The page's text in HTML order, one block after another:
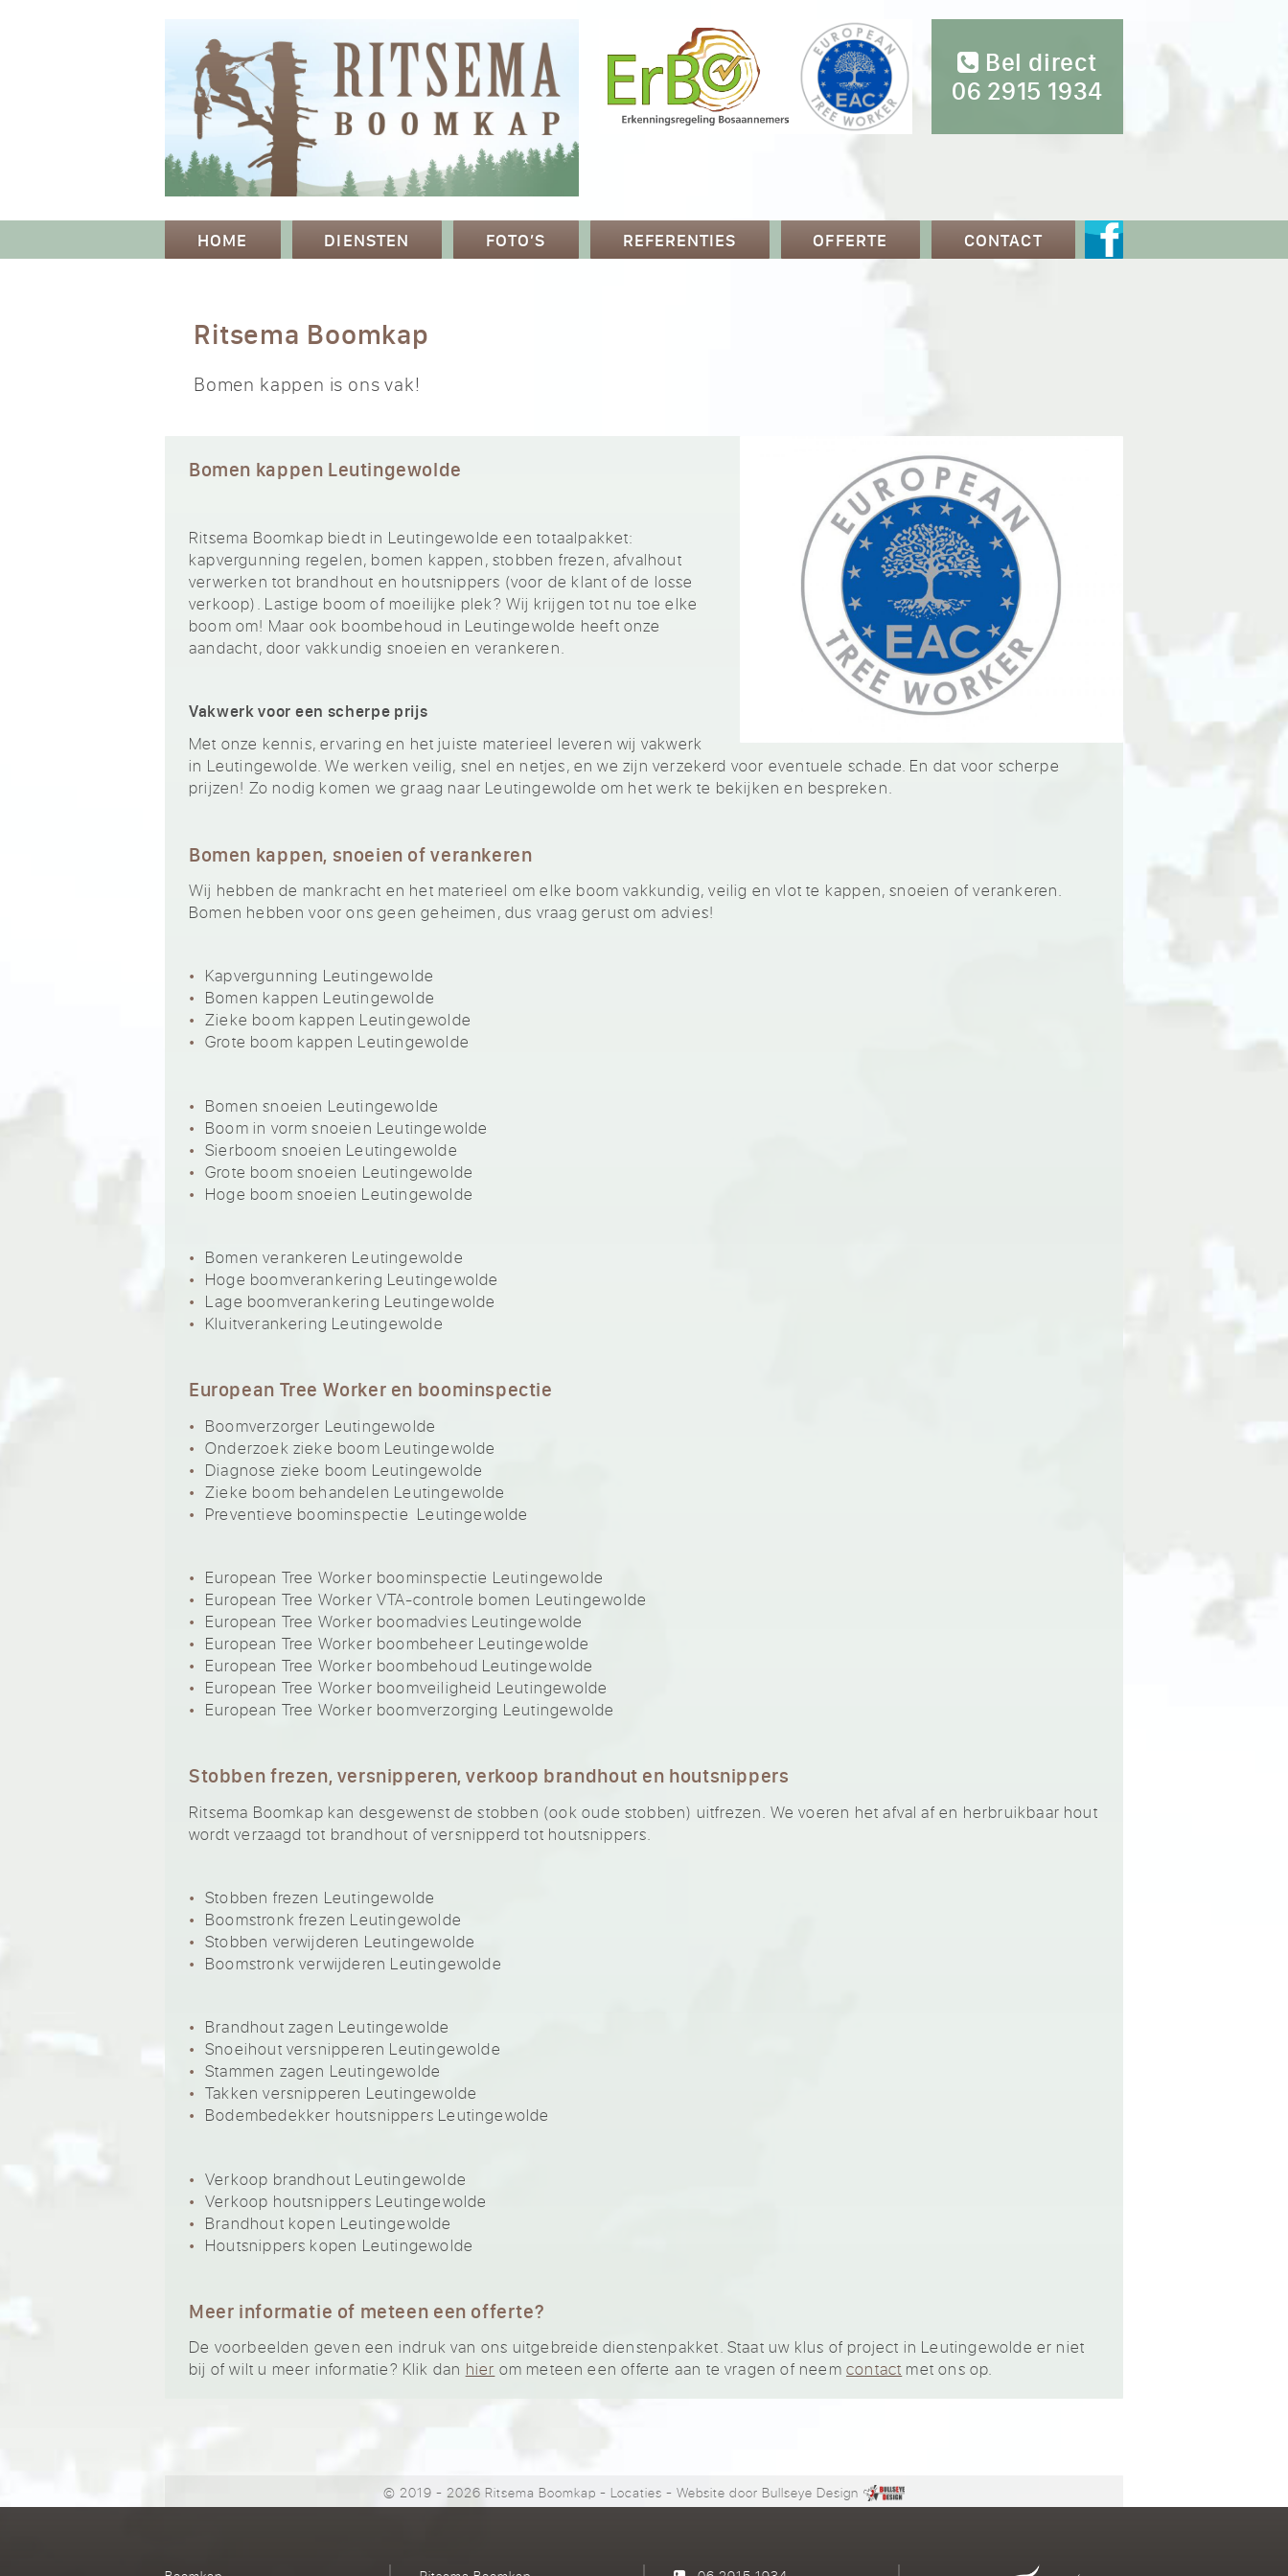
Bel direct
06 2915 1934
HOME DIENSTEN FOTO’S REFERENTIES OFFERTE CONTACT
Ritsema Boomkap
Bomen kappen is ons vak!
Bomen kappen Leutingewolde
Ritsema Boomkap biedt in Leutingewolde een totaalpakket:
kapvergunning regelen, bomen kappen, stobben frezen, afvalhout
verwerken tot brandhout en houtsnippers (voor de klant of de losse
verkoop). Lastige boom of moeilijke plek? Wij krijgen tot nu toe elke
boom om! Maar ook boombehoud in Leutingewolde heeft onze
aandacht, door vakkundig snoeien en verankeren.
Vakwerk voor een scherpe prijs
Met onze kennis, ervaring en het juiste materieel leveren wij vakwerk
in Leutingewolde. We werken veilig, snel en netjes, en we zijn verzekerd voor eventuele schade. En dat voor scherpe
prijzen! Zo nodig komen we graag naar Leutingewolde om het werk te bekijken en bespreken.
Bomen kappen, snoeien of verankeren
Wij hebben de mankracht en het materieel om elke boom vakkundig, veilig en vlot te kappen, snoeien of verankeren.
Bomen hebben voor ons geen geheimen, dus vraag gerust om advies!
Kapvergunning Leutingewolde
Bomen kappen Leutingewolde
Zieke boom kappen Leutingewolde
Grote boom kappen Leutingewolde
Bomen snoeien Leutingewolde
Boom in vorm snoeien Leutingewolde
Sierboom snoeien Leutingewolde
Grote boom snoeien Leutingewolde
Hoge boom snoeien Leutingewolde
Bomen verankeren Leutingewolde
Hoge boomverankering Leutingewolde
Lage boomverankering Leutingewolde
Kluitverankering Leutingewolde
European Tree Worker en boominspectie
Boomverzorger Leutingewolde
Onderzoek zieke boom Leutingewolde
Diagnose zieke boom Leutingewolde
Zieke boom behandelen Leutingewolde
Preventieve boominspectie Leutingewolde
European Tree Worker boominspectie Leutingewolde
European Tree Worker VTA-controle bomen Leutingewolde
European Tree Worker boomadvies Leutingewolde
European Tree Worker boombeheer Leutingewolde
European Tree Worker boombehoud Leutingewolde
European Tree Worker boomveiligheid Leutingewolde
European Tree Worker boomverzorging Leutingewolde
Stobben frezen, versnipperen, verkoop brandhout en houtsnippers
Ritsema Boomkap kan desgewenst de stobben (ook oude stobben) uitfrezen. We voeren het afval af en herbruikbaar hout
wordt verzaagd tot brandhout of versnipperd tot houtsnippers.
Stobben frezen Leutingewolde
Boomstronk frezen Leutingewolde
Stobben verwijderen Leutingewolde
Boomstronk verwijderen Leutingewolde
Brandhout zagen Leutingewolde
Snoeihout versnipperen Leutingewolde
Stammen zagen Leutingewolde
Takken versnipperen Leutingewolde
Bodembedekker houtsnippers Leutingewolde
Verkoop brandhout Leutingewolde
Verkoop houtsnippers Leutingewolde
Brandhout kopen Leutingewolde
Houtsnippers kopen Leutingewolde
Meer informatie of meteen een offerte?
De voorbeelden geven een indruk van ons uitgebreide dienstenpakket. Staat uw klus of project in Leutingewolde er niet
bij of wilt u meer informatie? Klik dan hier om meteen een offerte aan te vragen of neem contact met ons op.
© 2019 - 2026 Ritsema Boomkap - Locaties - Website door Bullseye Design